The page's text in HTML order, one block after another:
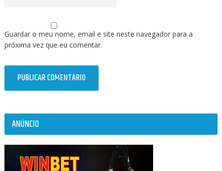
Guardar o meu nome, email e site neste navegador para a
próxima vez que eu comentar.
ANÚNCIO